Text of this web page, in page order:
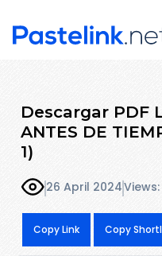
Descargar PDF
ANTES DE
1)
26 April 2024Views:
Copy Link Copy